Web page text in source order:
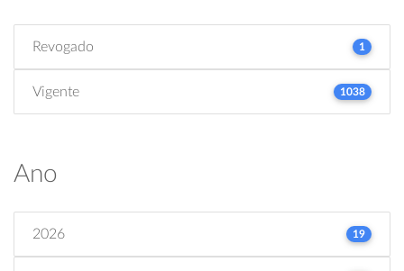
Revogado 1
Vigente 1038
Ano
2026 19